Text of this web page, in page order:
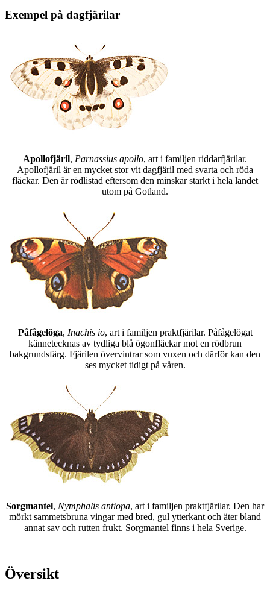
Exempel på dagfjärilar
Apollofjäril, Parnassius apollo, art i familjen riddarfjärilar.
Apollofjäril är en mycket stor vit dagfjäril med svarta och röda
fläckar. Den är rödlistad eftersom den minskar starkt i hela landet
utom på Gotland.
Påfågelöga, Inachis io, art i familjen praktfjärilar. Påfågelögat
kännetecknas av tydliga blå ögonfläckar mot en rödbrun
bakgrundsfärg. Fjärilen övervintrar som vuxen och därför kan den
ses mycket tidigt på våren.
Sorgmantel, Nymphalis antiopa, art i familjen praktfjärilar. Den har
mörkt sammetsbruna vingar med bred, gul ytterkant och äter bland
annat sav och rutten frukt. Sorgmantel finns i hela Sverige.
Översikt